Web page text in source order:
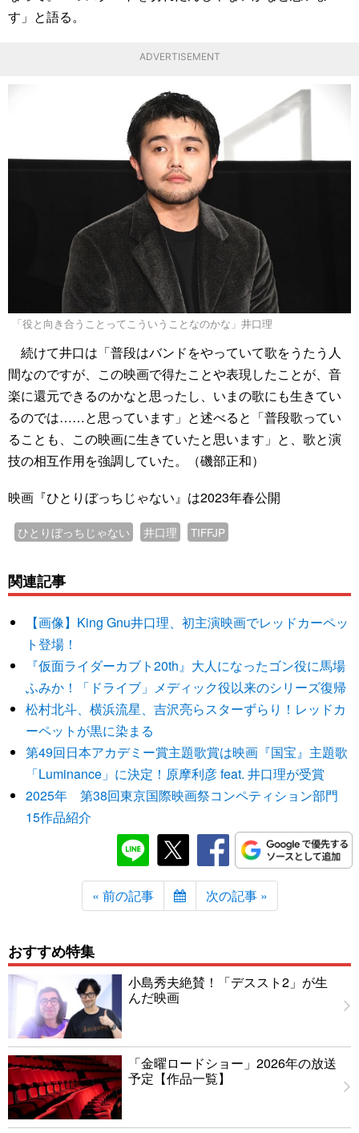
す」と語る。
ADVERTISEMENT
「役と向き合うことってこういうことなのかな」井口理
続けて井口は「普段はバンドをやっていて歌をうたう人
間なのですが、この映画で得たことや表現したことが、音
楽に還元できるのかなと思ったし、いまの歌にも生きてい
るのでは……と思っています」と述べると「普段歌ってい
ることも、この映画に生きていたと思います」と、歌と演
技の相互作用を強調していた。（磯部正和）
映画『ひとりぼっちじゃない』は2023年春公開
ひとりぼっちじゃない 井口理 TIFFJP
関連記事
【画像】King Gnu井口理、初主演映画でレッドカーペッ
ト登場！
『仮面ライダーカブト20th』大人になったゴン役に馬場
ふみか！「ドライブ」メディック役以来のシリーズ復帰
松村北斗、横浜流星、吉沢亮らスターずらり！レッドカ
ーペットが黒に染まる
第49回日本アカデミー賞主題歌賞は映画『国宝』主題歌
「Luminance」に決定！原摩利彦 feat. 井口理が受賞
2025年 第38回東京国際映画祭コンペティション部門
15作品紹介
« 前の記事 次の記事 »
おすすめ特集
小島秀夫絶賛！「デススト2」が生
んだ映画
「金曜ロードショー」2026年の放送
予定【作品一覧】